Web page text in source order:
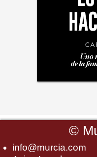
©
info@murcia.com